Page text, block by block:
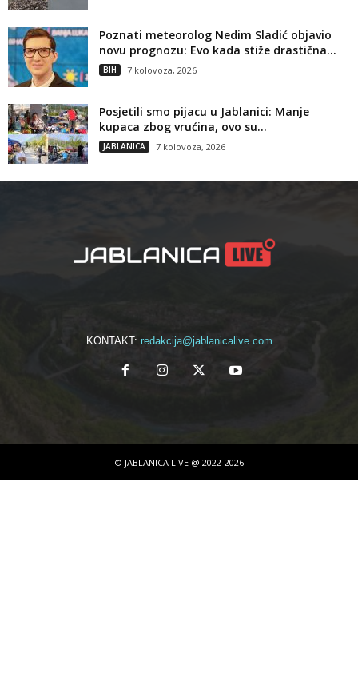
Poznati meteorolog Nedim Sladić objavio
novu prognozu: Evo kada stiže drastična...
BIH 7 kolovoza, 2026
Posjetili smo pijacu u Jablanici: Manje
kupaca zbog vrućina, ovo su...
JABLANICA 7 kolovoza, 2026
KONTAKT: redakcija@jablanicalive.com
© JABLANICA LIVE @ 2022-2026